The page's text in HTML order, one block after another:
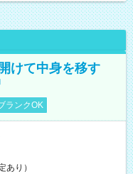
けて中身を移す
ランクOK
あり）